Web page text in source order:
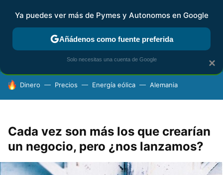
FISCALIDAD Y CONTABILIDAD KIT DIGITAL RENTA
HOY SE HABLA DE
Dinero Precios Energía eólica Alemania
Cada vez son más los que crearían
un negocio, pero ¿nos lanzamos?
×
Ya puedes ver más de Pymes y Autonomos en Google
Añádenos como fuente preferida
Solo necesitas una cuenta de Google